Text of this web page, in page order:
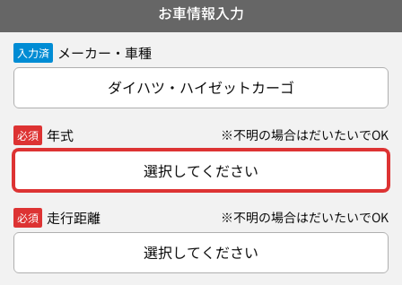
お車情報入力
入力済 メーカー・車種
ダイハツ・ハイゼットカーゴ
必須 年式 ※不明の場合はだいたいでOK
選択してください
必須 走行距離 ※不明の場合はだいたいでOK
選択してください